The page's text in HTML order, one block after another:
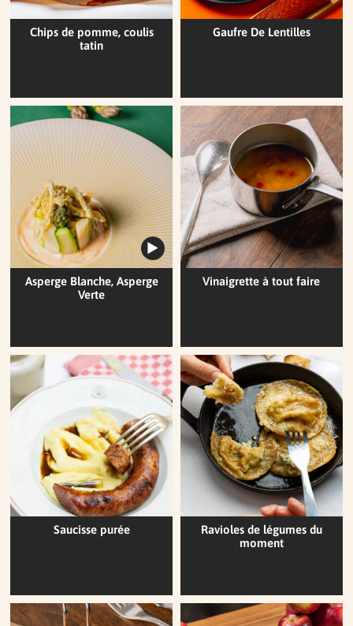
Chips de pomme, coulis
tatin
Gaufre De Lentilles
Asperge Blanche, Asperge
Verte
Vinaigrette à tout faire
Saucisse purée
Ravioles de légumes du
moment